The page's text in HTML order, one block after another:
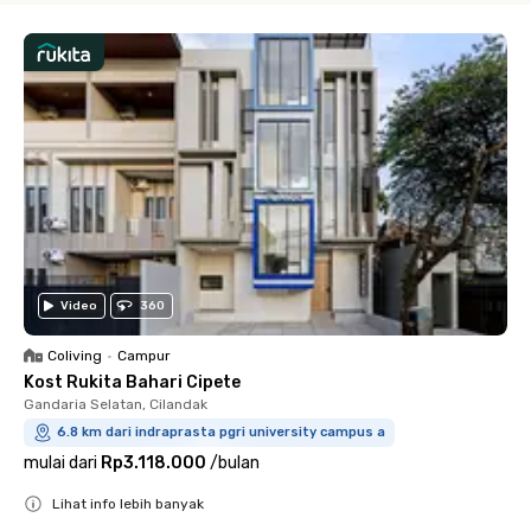
Video 360
Coliving • Campur
Kost Rukita Bahari Cipete
Gandaria Selatan, Cilandak
6.8 km dari indraprasta pgri university campus a
mulai dari Rp3.118.000 /bulan
Lihat info lebih banyak